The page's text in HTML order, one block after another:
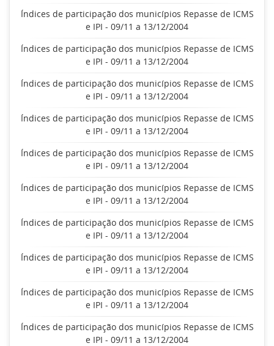
Índices de participação dos municípios Repasse de ICMS
e IPI - 09/11 a 13/12/2004
Índices de participação dos municípios Repasse de ICMS
e IPI - 09/11 a 13/12/2004
Índices de participação dos municípios Repasse de ICMS
e IPI - 09/11 a 13/12/2004
Índices de participação dos municípios Repasse de ICMS
e IPI - 09/11 a 13/12/2004
Índices de participação dos municípios Repasse de ICMS
e IPI - 09/11 a 13/12/2004
Índices de participação dos municípios Repasse de ICMS
e IPI - 09/11 a 13/12/2004
Índices de participação dos municípios Repasse de ICMS
e IPI - 09/11 a 13/12/2004
Índices de participação dos municípios Repasse de ICMS
e IPI - 09/11 a 13/12/2004
Índices de participação dos municípios Repasse de ICMS
e IPI - 09/11 a 13/12/2004
Índices de participação dos municípios Repasse de ICMS
e IPI - 09/11 a 13/12/2004